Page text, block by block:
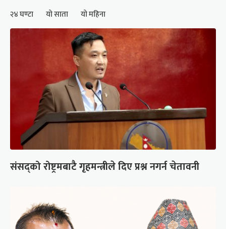
२४ घण्टा यो साता यो महिना
संसद्को रोष्ट्रमबाटै गृहमन्त्रीले दिए प्रश्न नगर्न चेतावनी